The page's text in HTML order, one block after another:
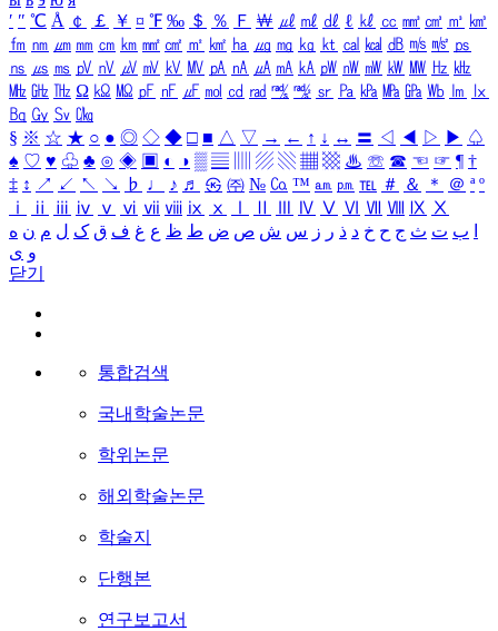
′ ″ ℃ Å ￠ ￡ ￥ ¤ ℉ ‰ ＄ ％ Ｆ ￦ ㎕ ㎖ ㎗ ℓ ㎘ ㏄ ㎣ ㎤ ㎥ ㎦
㎙ ㎚ ㎛ ㎜ ㎝ ㎞ ㎟ ㎠ ㎡ ㎢ ㏊ ㎍ ㎎ ㎏ ㏏ ㎈ ㎉ ㏈ ㎧ ㎨ ㎰
㎱ ㎲ ㎳ ㎴ ㎵ ㎶ ㎷ ㎸ ㎹ ㎀ ㎁ ㎂ ㎃ ㎄ ㎺ ㎻ ㎽ ㎾ ㎿ ㎐ ㎑
㎒ ㎓ ㎔ Ω ㏀ ㏁ ㎊ ㎋ ㎌ ㏖ ㏅ ㎭ ㎮ ㎯ ㏛ ㎩ ㎪ ㎫ ㎬ ㏝ ㏐
㏓
㏃ ㏉ ㏜ ㏆
§ ※ ☆ ★ ○ ● ◎ ◇ ◆ □ ■ △ ▽ → ← ↑ ↓ ↔ 〓 ◁ ◀ ▷ ▶ ♤
♠ ♡ ♥ ♧ ♣ ⊙ ◈ ▣ ◐ ◑ ▒ ▤ ▨ ▧ ▦ ▩ ♨ ☏ ☎ ☜ ☞ ¶ †
‡ ↕ ↗ ↙ ↖ ↘ ♭ ♩ ♪ ♬ ㉿ ㈜ № ㏇ ™ ㏂ ㏘ ℡ ＃ ＆ ＊ ＠ ª º
ⅰ
ⅱ ⅲ ⅳ ⅴ ⅵ ⅶ ⅷ ⅸ ⅹ Ⅳ Ⅴ Ⅵ Ⅶ Ⅷ Ⅸ Ⅹ
ب ت ث ج ح خ د ذ ر ز س ش ص ض ط ظ ع غ ف ق ک ل م ن ه
و ی
닫기
통합검색
국내학술논문
학위논문
해외학술논문
학술지
단행본
연구보고서